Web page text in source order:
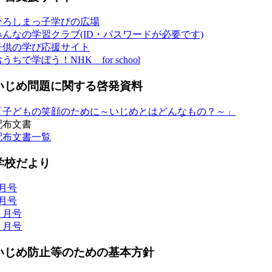
ろしまっ子学びの広場
んなの学習クラブ(ID・パスワードが必要です)
供の学び応援サイト
うちで学ぼう！NHK for school
じめ問題に関する啓発資料
子どもの笑顔のために～いじめとはどんなもの？～」
布文書
布文書一覧
校だより
号
号
月号
月号
じめ防止等のための基本方針